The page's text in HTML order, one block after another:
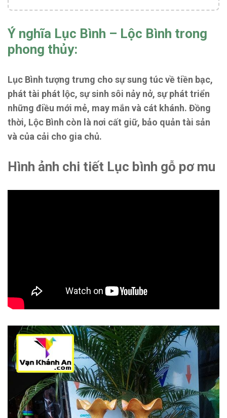
Ý nghĩa Lục Bình – Lộc Bình trong
phong thủy:
Lục Bình tượng trưng cho sự sung túc về tiền bạc,
phát tài phát lộc, sự sinh sôi nảy nở, sự phát triển
những điều mới mẻ, may mắn và cát khánh. Đồng
thời, Lộc Bình còn là nơi cất giữ, bảo quản tài sản
và của cải cho gia chủ.
Hình ảnh chi tiết Lục bình gỗ pơ mu